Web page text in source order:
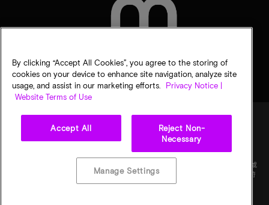
Micron Technology Inc.（美光科技股份有限公司）保留所有权利。信息、产品和/或
规格如有变更，恕不另行通知。所有信息均按"原样"提供，无任何形式的保证。图样可能不符
合比例。美光、美光徽标和所有其他美光商标均为 Micron Technology, Inc（美光科技股份
By clicking “Accept All Cookies”, you agree to the storing of
cookies on your device to enhance site navigation, analyze site
usage, and assist in our marketing efforts.
Privacy Notice |
Website Terms of Use
Accept All
Reject Non-
Necessary
Manage Settings